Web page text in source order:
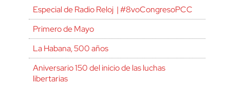
Especial de Radio Reloj | #8voCongresoPCC
Primero de Mayo
La Habana, 500 años
Aniversario 150 del inicio de las luchas
libertarias